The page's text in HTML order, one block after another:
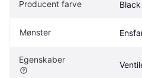
Producent farve Black
Mønster
Egenskaber